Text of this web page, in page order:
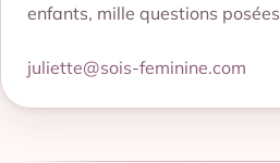
enfants, mille questions
juliette@sois-feminine.com